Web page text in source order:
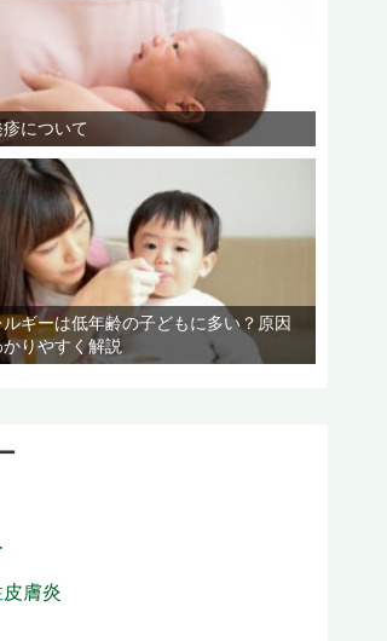
について
ギーは低年齢の子どもに多い？原因
りやすく解説
膚炎